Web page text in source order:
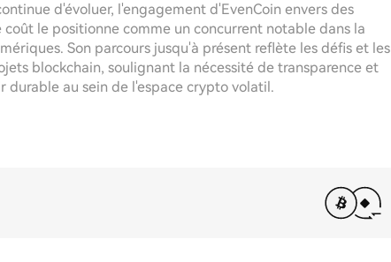
d'évoluer, l'engagement d'EvenCoin envers des
le positionne comme un concurrent notable dans la
Son parcours jusqu'à présent reflète les défis et les
blockchain, soulignant la nécessité de transparence et
au sein de l'espace crypto volatil.